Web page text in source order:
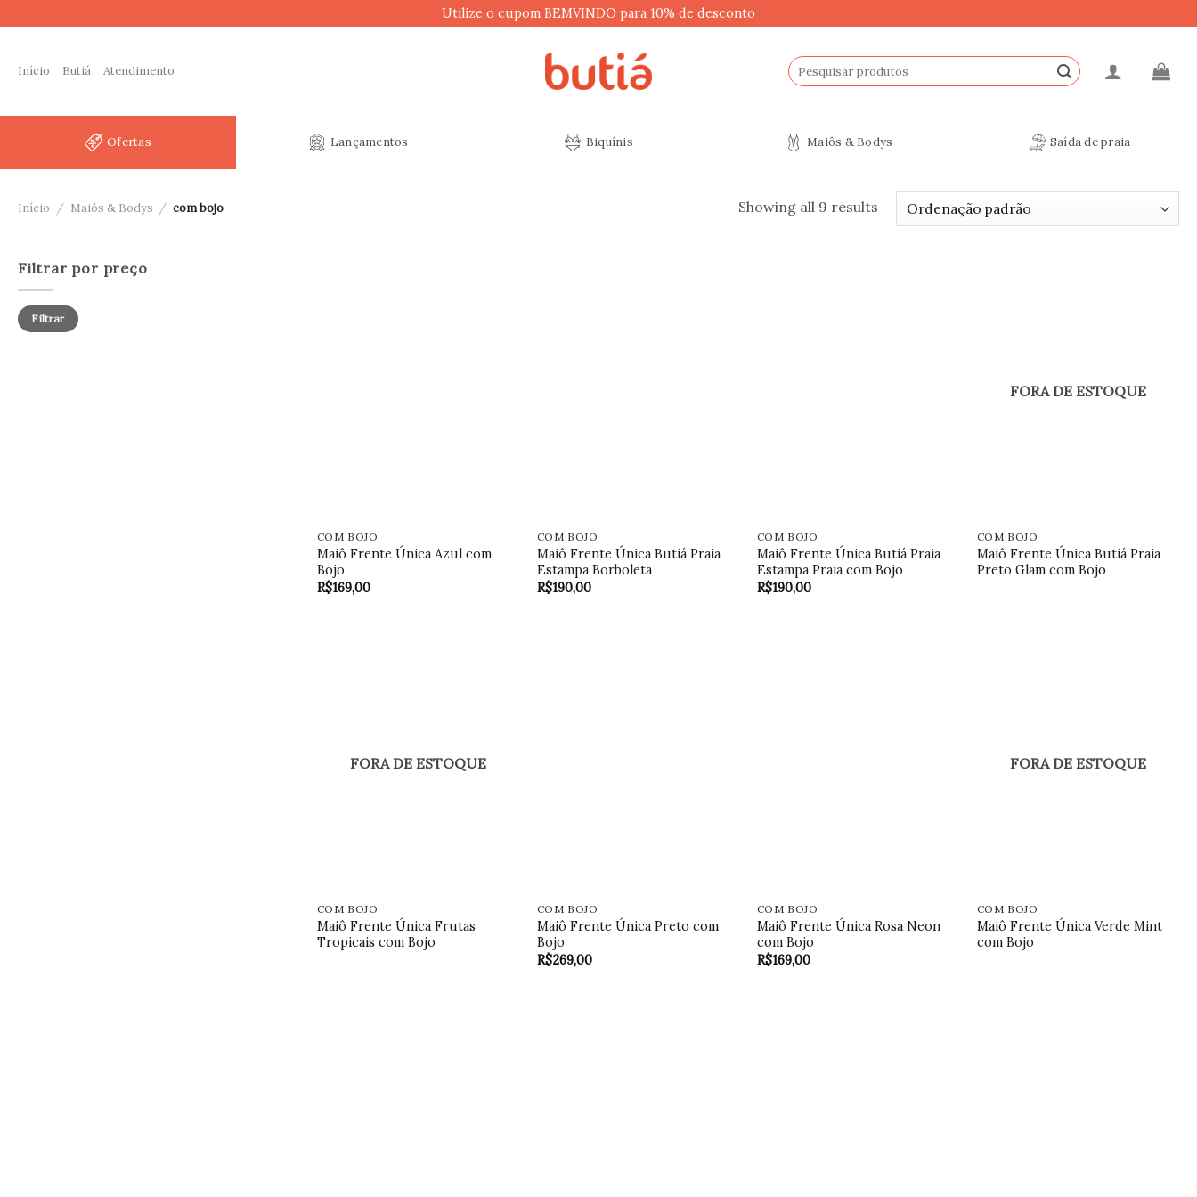
to
Utilize o cupom BEMVINDO para 10% de desconto
Início Butiá Atendimento
Pesquisar
por:
Ofertas Lançamentos Biquínis Maiôs & Bodys Saída de praia
Início / Maiôs & Bodys / com bojo Showing all 9 results
Filtrar por preço
Preço
mínimo
Preço
máximo
Filtrar
COM BOJO
Maiô Frente Única Azul com
Bojo
R$169,00
COM BOJO
Maiô Frente Única Butiá Praia
Estampa Borboleta
R$190,00
COM BOJO
Maiô Frente Única Butiá Praia
Estampa Praia com Bojo
R$190,00
FORA DE ESTOQUE
COM BOJO
Maiô Frente Única Butiá Praia
Preto Glam com Bojo
FORA DE ESTOQUE
COM BOJO
Maiô Frente Única Frutas
Tropicais com Bojo
COM BOJO
Maiô Frente Única Preto com
Bojo
R$269,00
COM BOJO
Maiô Frente Única Rosa Neon
com Bojo
R$169,00
FORA DE ESTOQUE
COM BOJO
Maiô Frente Única Verde Mint
com Bojo